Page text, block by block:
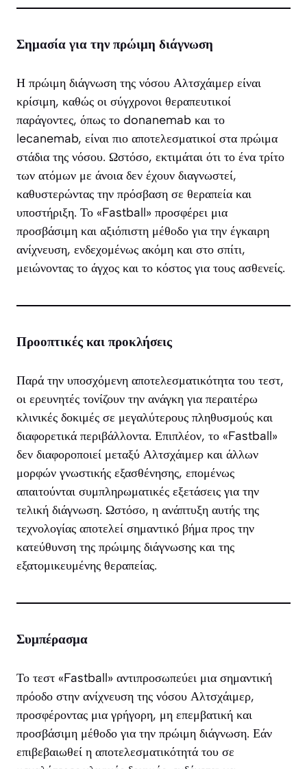
Σημασία για την πρώιμη διάγνωση
Η πρώιμη διάγνωση της νόσου Αλτσχάιμερ είναι
κρίσιμη, καθώς οι σύγχρονοι θεραπευτικοί
παράγοντες, όπως το donanemab και το
lecanemab, είναι πιο αποτελεσματικοί στα πρώιμα
στάδια της νόσου. Ωστόσο, εκτιμάται ότι το ένα τρίτο
των ατόμων με άνοια δεν έχουν διαγνωστεί,
καθυστερώντας την πρόσβαση σε θεραπεία και
υποστήριξη. Το «Fastball» προσφέρει μια
προσβάσιμη και αξιόπιστη μέθοδο για την έγκαιρη
ανίχνευση, ενδεχομένως ακόμη και στο σπίτι,
μειώνοντας το άγχος και το κόστος για τους ασθενείς.
Προοπτικές και προκλήσεις
Παρά την υποσχόμενη αποτελεσματικότητα του τεστ,
οι ερευνητές τονίζουν την ανάγκη για περαιτέρω
κλινικές δοκιμές σε μεγαλύτερους πληθυσμούς και
διαφορετικά περιβάλλοντα. Επιπλέον, το «Fastball»
δεν διαφοροποιεί μεταξύ Αλτσχάιμερ και άλλων
μορφών γνωστικής εξασθένησης, επομένως
απαιτούνται συμπληρωματικές εξετάσεις για την
τελική διάγνωση. Ωστόσο, η ανάπτυξη αυτής της
τεχνολογίας αποτελεί σημαντικό βήμα προς την
κατεύθυνση της πρώιμης διάγνωσης και της
εξατομικευμένης θεραπείας.
Συμπέρασμα
Το τεστ «Fastball» αντιπροσωπεύει μια σημαντική
πρόοδο στην ανίχνευση της νόσου Αλτσχάιμερ,
προσφέροντας μια γρήγορη, μη επεμβατική και
προσβάσιμη μέθοδο για την πρώιμη διάγνωση. Εάν
επιβεβαιωθεί η αποτελεσματικότητά του σε